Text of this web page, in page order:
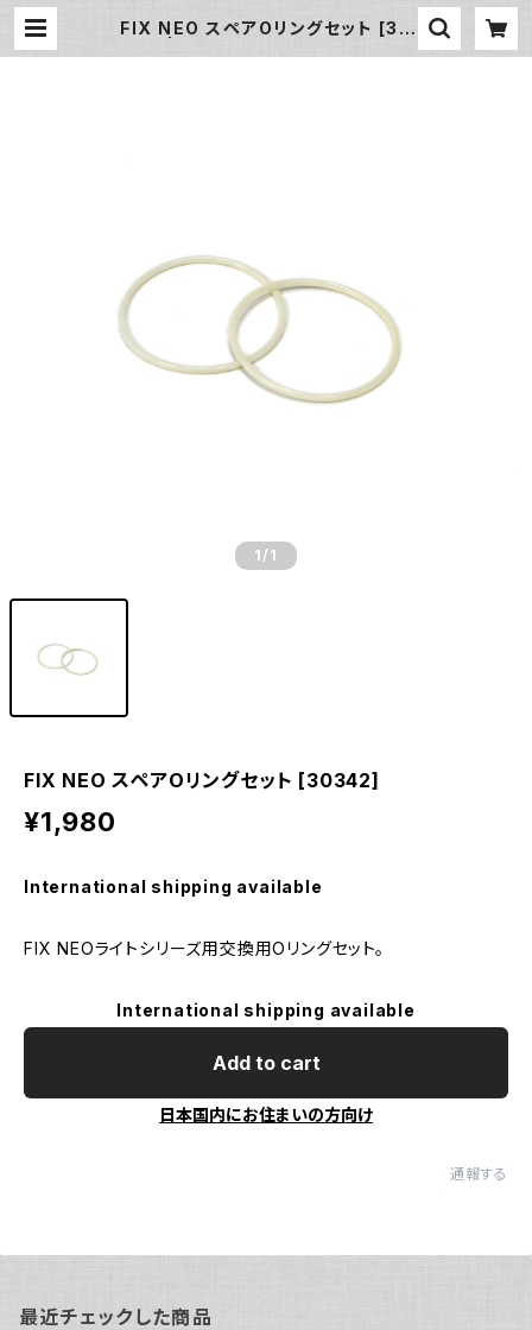
FIX NEO スペアOリングセット [30
1 /1
FIX NEO スペアOリングセット [30342]
¥1,980
International shipping available
FIX NEOライトシリーズ用交換用Oリングセット。
International shipping available
Add to cart
日本国内にお住まいの方向け
通報する
最近チェックした商品